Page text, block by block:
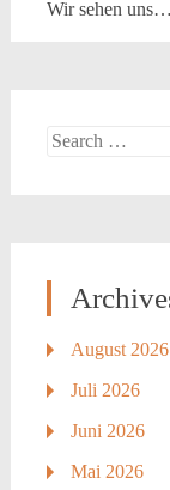
Wir sehen uns…
Search
August 2026
Juli 2026
Juni 2026
Mai 2026